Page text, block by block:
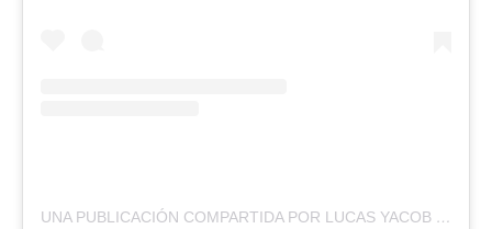
UNA PUBLICACIÓN COMPARTIDA POR LUCAS YACOB (@LUCAS_YACOB)